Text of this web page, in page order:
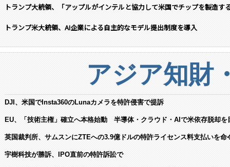
トランプ大統領、「アップルがインテルと協力して米国でチップを製造す
トランプ米大統領、AI企業による自主的なモデル提出制度を導入
アジア知財
DJI、米国でInsta360のLunaカメラを特許侵害で提訴
EU、「技術主権」確立へ本格始動 半導体・クラウド・AIで米依存脱却を
英国裁判所、サムスンにZTEへの3.9億ドルの特許ライセンス料支払いを命
宇樹科技が勝訴、IPO直前の特許訴訟で